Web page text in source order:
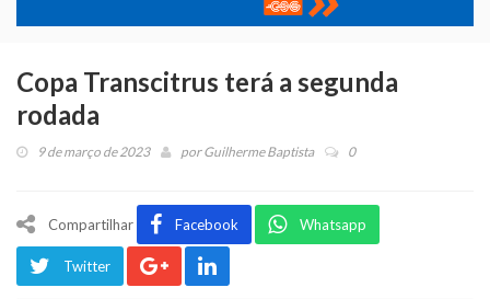
Copa Transcitrus terá a segunda
rodada
9 de março de 2023 porGuilherme Baptista 0
Compartilhar Facebook Whatsapp
Twitter